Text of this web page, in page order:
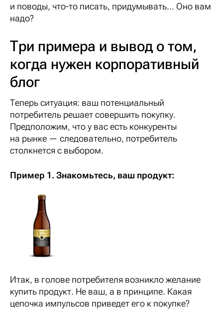
и поводы, что-то писать, придумывать... Оно вам
надо?
Три примера и вывод о том,
когда нужен корпоративный
блог
Теперь ситуация: ваш потенциальный
потребитель решает совершить покупку.
Предположим, что у вас есть конкуренты
на рынке — следовательно, потребитель
столкнется с выбором.
Пример 1. Знакомьтесь, ваш продукт:
Итак, в голове потребителя возникло желание
купить продукт. Не ваш, а в принципе. Какая
цепочка импульсов приведет его к покупке?